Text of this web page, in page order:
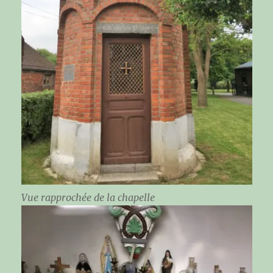
Vue rapprochée de la chapelle